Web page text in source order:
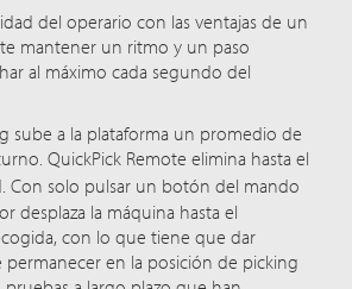
del operario con las ventajas de un
mantener un ritmo y un paso
al máximo cada segundo del
sube a la plataforma un promedio de
QuickPick Remote elimina hasta el
Con solo pulsar un botón del mando
desplaza la máquina hasta el
con lo que tiene que dar
permanecer en la posición de picking